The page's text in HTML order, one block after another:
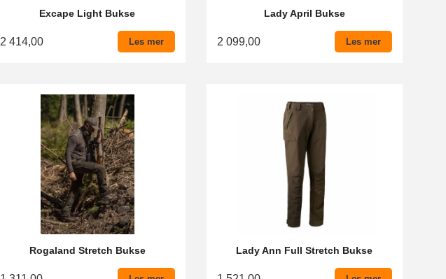
Excape Light Bukse
2 414,00 Les mer
Lady April Bukse
2 099,00 Les mer
Rogaland Stretch Bukse Lady Ann Full Stretch Bukse